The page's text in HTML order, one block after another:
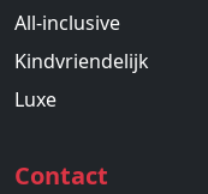
All-inclusive
Kindvriendelijk
Luxe
Contact